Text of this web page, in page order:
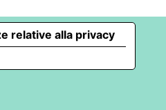
relative alla privacy